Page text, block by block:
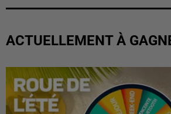
ACTUELLEMENT À